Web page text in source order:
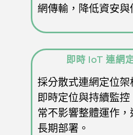
網傳輸，降低資安與
即時 IoT 連網
採分散式連網定位架
即時定位與持續監
常不影響整體運作
長期部署。